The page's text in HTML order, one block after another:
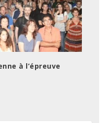
à l’épreuve